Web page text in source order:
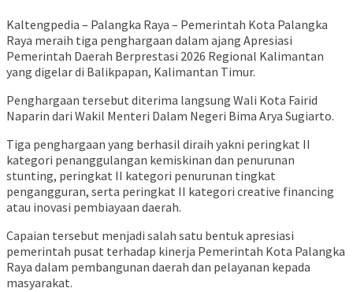
Kaltengpedia – Palangka Raya – Pemerintah Kota Palangka
Raya meraih tiga penghargaan dalam ajang Apresiasi
Pemerintah Daerah Berprestasi 2026 Regional Kalimantan
yang digelar di Balikpapan, Kalimantan Timur.
Penghargaan tersebut diterima langsung Wali Kota Fairid
Naparin dari Wakil Menteri Dalam Negeri Bima Arya Sugiarto.
Tiga penghargaan yang berhasil diraih yakni peringkat II
kategori penanggulangan kemiskinan dan penurunan
stunting, peringkat II kategori penurunan tingkat
pengangguran, serta peringkat II kategori creative financing
atau inovasi pembiayaan daerah.
Capaian tersebut menjadi salah satu bentuk apresiasi
pemerintah pusat terhadap kinerja Pemerintah Kota Palangka
Raya dalam pembangunan daerah dan pelayanan kepada
masyarakat.